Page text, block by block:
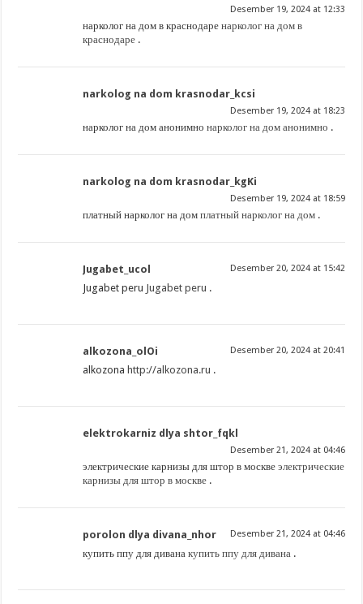
Desember 19, 2024 at 12:33
нарколог на дом в краснодаренарколог на дом в
краснодаре .
narkolog na dom krasnodar_kcsi
Desember 19, 2024 at 18:23
нарколог на дом анонимнонарколог на дом анонимно .
narkolog na dom krasnodar_kgKi
Desember 19, 2024 at 18:59
платный нарколог на домплатный нарколог на дом .
Jugabet_ucol Desember 20, 2024 at 15:42
Jugabet peru Jugabet peru .
alkozona_olOi Desember 20, 2024 at 20:41
alkozona http://alkozona.ru .
elektrokarniz dlya shtor_fqkl
Desember 21, 2024 at 04:46
электрические карнизы для штор в москвеэлектрические
карнизы для штор в москве .
porolon dlya divana_nhor Desember 21, 2024 at 04:46
купить ппу для диванакупить ппу для дивана .